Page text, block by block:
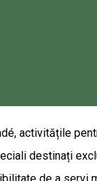
mai buni
Magenta 7.]
activitățile
destinați